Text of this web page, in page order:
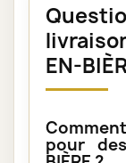
EN-
pour